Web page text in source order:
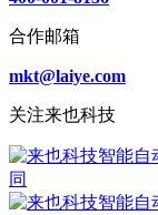
合作邮箱
mkt@laiye.com
关注来也科技